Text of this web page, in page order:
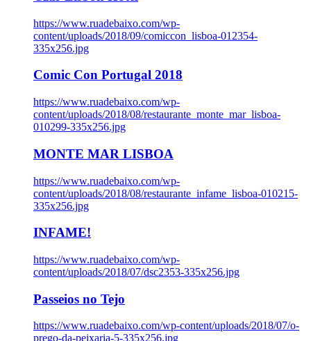
https://www.ruadebaixo.com/wp-
content/uploads/2018/09/comiccon_lisboa-012354-
335x256.jpg
Comic Con Portugal 2018
https://www.ruadebaixo.com/wp-
content/uploads/2018/08/restaurante_monte_mar_lisboa-
010299-335x256.jpg
MONTE MAR LISBOA
https://www.ruadebaixo.com/wp-
content/uploads/2018/08/restaurante_infame_lisboa-010215-
335x256.jpg
INFAME!
https://www.ruadebaixo.com/wp-
content/uploads/2018/07/dsc2353-335x256.jpg
Passeios no Tejo
https://www.ruadebaixo.com/wp-content/uploads/2018/07/o-
prego-da-peixaria-5-335x256.jpg